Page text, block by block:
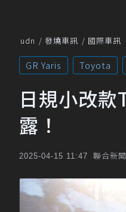
udn 發燒車訊 國際車訊
GR Yaris Toyota
日規小改
露！
2025-04-15 11:47 聯合新